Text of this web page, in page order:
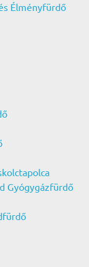
Élményfürdő
Gyógygázfürdő